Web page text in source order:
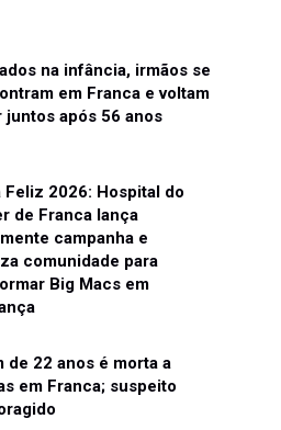
na infância, irmãos se
em Franca e voltam
juntos após 56 anos
Feliz 2026: Hospital do
de Franca lança
campanha e
comunidade para
Big Macs em
de 22 anos é morta a
em Franca; suspeito